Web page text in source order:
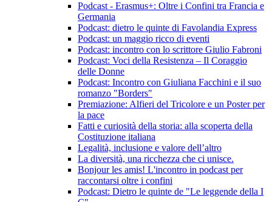
Podcast - Erasmus+: Oltre i Confini tra Francia e
Germania
Podcast: dietro le quinte di Favolandia Express
Podcast: un maggio ricco di eventi
Podcast: incontro con lo scrittore Giulio Fabroni
Podcast: Voci della Resistenza – Il Coraggio
delle Donne
Podcast: Incontro con Giuliana Facchini e il suo
romanzo "Borders"
Premiazione: Alfieri del Tricolore e un Poster per
la pace
Fatti e curiosità della storia: alla scoperta della
Costituzione italiana
Legalità, inclusione e valore dell’altro
La diversità, una ricchezza che ci unisce.
Bonjour les amis! L'incontro in podcast per
raccontarsi oltre i confini
Podcast: Dietro le quinte de "Le leggende della I